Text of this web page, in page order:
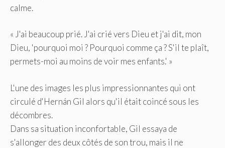
calme.
« J'ai beaucoup prié. J'ai crié vers Dieu et j'ai dit, mon
Dieu, 'pourquoi moi ? Pourquoi comme ça ? S'il te plaît,
permets-moi au moins de voir mes enfants.' »
L'une des images les plus impressionnantes qui ont
circulé d'Hernán Gil alors qu'il était coincé sous les
décombres.
Dans sa situation inconfortable, Gil essaya de
s'allonger des deux côtés de son trou, mais il ne